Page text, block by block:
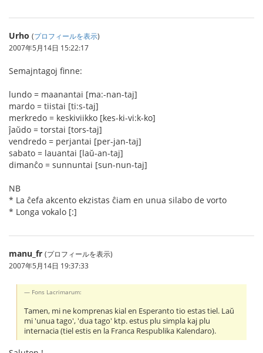
Urho (プロフィールを表示)
2007年5月14日 15:22:17
Semajntagoj finne:
lundo = maanantai [ma:-nan-taj]
mardo = tiistai [ti:s-taj]
merkredo = keskiviikko [kes-ki-vi:k-ko]
ĵaŭdo = torstai [tors-taj]
vendredo = perjantai [per-jan-taj]
sabato = lauantai [laŭ-an-taj]
dimanĉo = sunnuntai [sun-nun-taj]
NB
* La ĉefa akcento ekzistas ĉiam en unua silabo de vorto
* Longa vokalo [:]
manu_fr (プロフィールを表示)
2007年5月14日 19:37:33
Fons Lacrimarum:
Tamen, mi ne komprenas kial en Esperanto tio estas tiel. Laŭ
mi 'unua tago', 'dua tago' ktp. estus plu simpla kaj plu
internacia (tiel estis en la Franca Respublika Kalendaro).